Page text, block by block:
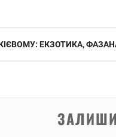
ЕКЗОТИКА,